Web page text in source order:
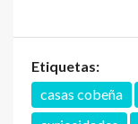
Etiquetas:
casas cobeña